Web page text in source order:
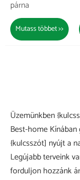
párna
Mutass többet >>
Üzemünkben
Best-home
{kulcsszót] nyújt a
Legújabb terveink
forduljon hozzánk